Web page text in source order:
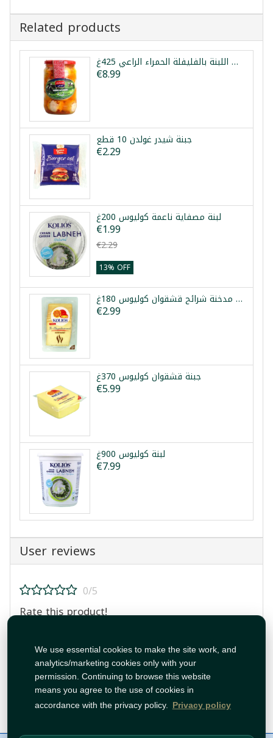
We use essential cookies to make the site work, and
analytics/marketing cookies only with your
permission. Continuing to browse this website
means you agree to the use of cookies in
accordance with the privacy policy. Privacy policy
Related products
كرات اللبنة بالفليفلة الحمراء الراعي 425غ
€8.99
جبنة شيدر غولدن 10 قطع
€2.29
لبنة مصفاية ناعمة كوليوس 200غ
€1.99
€2.29
13% OFF
جبنة مدخنة شرائح قشقوان كوليوس 180غ
€2.99
جبنة قشقوان كوليوس 370غ
€5.99
لبنة كوليوس 900غ
€7.99
User reviews
0/5
Rate this product!
Post Review